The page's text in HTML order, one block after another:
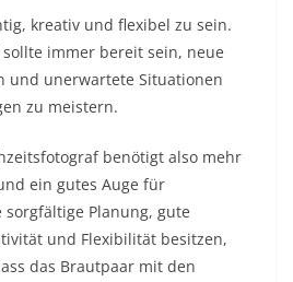
kreativ und flexibel zu sein.
immer bereit sein, neue
und unerwartete Situationen
zu meistern.
benötigt also mehr
ein gutes Auge für
sorgfältige Planung, gute
und Flexibilität besitzen,
das Brautpaar mit den